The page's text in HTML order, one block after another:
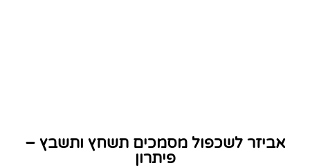
אביזר לשכפול מסמכים תשחץ ותשבץ –
פיתרון